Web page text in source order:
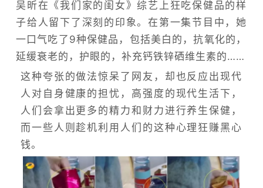
吴昕在《我们家的闺女》综艺上狂吃保健品的样
子给人留下了深刻的印象。在第一集节目中，她
一口气吃了9种保健品，包括美白的，抗氧化的，
延缓衰老的，护眼的，补充钙铁锌硒维生素的……
这种夸张的做法惊呆了网友，却也反应出现代
人对自身健康的担忧，高强度的现代生活下，
人们会拿出更多的精力和财力进行养生保健，
而一些人则趁机利用人们的这种心理狂赚黑心
钱。